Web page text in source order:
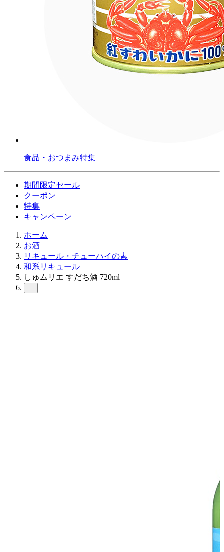
食品・おつまみ特集
期間限定セール
クーポン
特集
キャンペーン
ホーム
お酒
リキュール・チューハイの素
和系リキュール
しゅムリエ すだち酒 720ml
...